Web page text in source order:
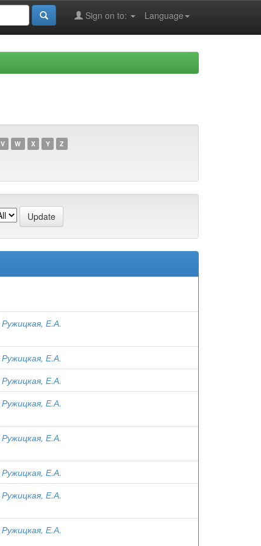
Language
Sign on to:
V W X Y Z
Ружицкая, Е.А.
Ружицкая, Е.А.
Ружицкая, Е.А.
Ружицкая, Е.А.
Ружицкая, Е.А.
Ружицкая, Е.А.
Ружицкая, Е.А.
Ружицкая, Е.А.